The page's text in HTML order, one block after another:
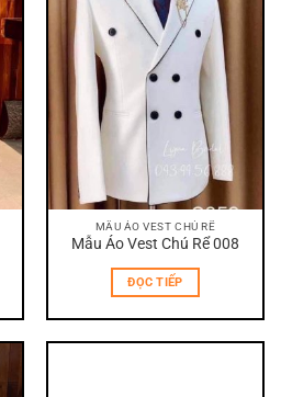
MẪU ÁO VEST CHÚ RỂ
Mẫu Áo Vest Chú Rể 008
ĐỌC TIẾP